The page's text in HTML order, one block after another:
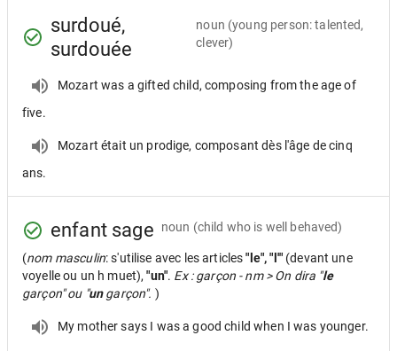
surdoué,
surdouée
noun (young person: talented,
clever)
Mozart was a gifted child, composing from the age of
five.
Mozart était un prodige, composant dès l'âge de cinq
ans.
enfant sage noun (child who is well behaved)
(nom masculin: s'utilise avec les articles"le", "l'" (devant une
voyelle ou un h muet),"un". Ex : garçon - nm > On dira "le
garçon" ou "ungarçon". )
My mother says I was a good child when I was younger.